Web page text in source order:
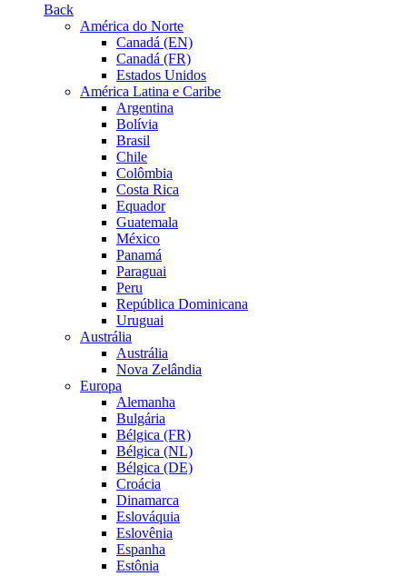
Back
América do Norte
Canadá (EN)
Canadá (FR)
Estados Unidos
América Latina e Caribe
Argentina
Bolívia
Brasil
Chile
Colômbia
Costa Rica
Equador
Guatemala
México
Panamá
Paraguai
Peru
República Dominicana
Uruguai
Austrália
Austrália
Nova Zelândia
Europa
Alemanha
Bulgária
Bélgica (FR)
Bélgica (NL)
Bélgica (DE)
Croácia
Dinamarca
Eslováquia
Eslovênia
Espanha
Estônia